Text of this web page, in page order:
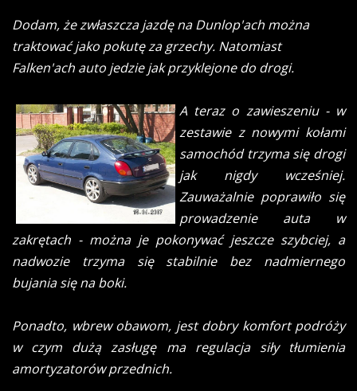
Dodam, że zwłaszcza jazdę na Dunlop'ach można
traktować jako pokutę za grzechy. Natomiast
Falken'ach auto jedzie jak przyklejone do drogi.
A teraz o zawieszeniu - w
zestawie z nowymi kołami
samochód trzyma się drogi
jak nigdy wcześniej.
Zauważalnie poprawiło się
prowadzenie auta w
zakrętach - można je pokonywać jeszcze szybciej, a
nadwozie trzyma się stabilnie bez nadmiernego
bujania się na boki.
Ponadto, wbrew obawom, jest dobry komfort podróży
w czym dużą zasługę ma regulacja siły tłumienia
amortyzatorów przednich.